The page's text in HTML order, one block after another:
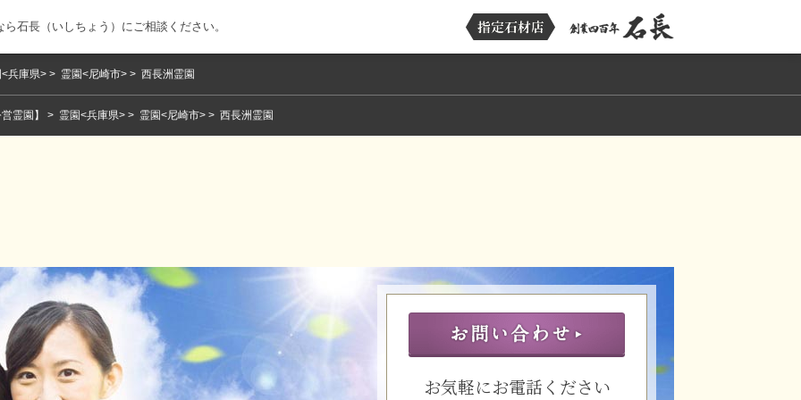
石長（いしちょう）にご相談ください。
兵庫県> 霊園<尼崎市> 西長洲霊園
霊園】 霊園<兵庫県> 霊園<尼崎市> 西長洲霊園
お気軽にお電話ください